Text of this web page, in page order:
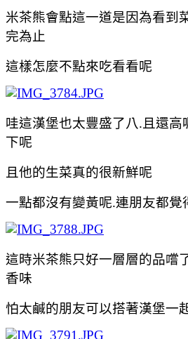
米茶熊會點這一道是因為看到
完為止
這樣怎麼不點來吃看看呢
哇這漢堡也太豐盛了八.且還高
下呢
且他的生菜真的很新鮮呢
一點都沒有變黃呢.連朋友都覺
這時米茶熊只好一層層的品嚐
香味
怕太鹹的朋友可以搭著漢堡一